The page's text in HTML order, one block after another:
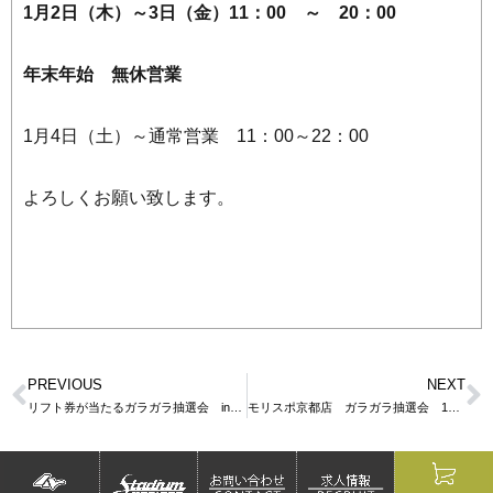
1月2日（木）～3日（金）11：00 ～ 20：00
年末年始 無休営業
1月4日（土）～通常営業 11：00～22：00
よろしくお願い致します。
PREVIOUS
リフト券が当たるガラガラ抽選会 in 大高店
NEXT
モリスポ京都店 ガラガラ抽選会 12月14日（土）・15日（日）